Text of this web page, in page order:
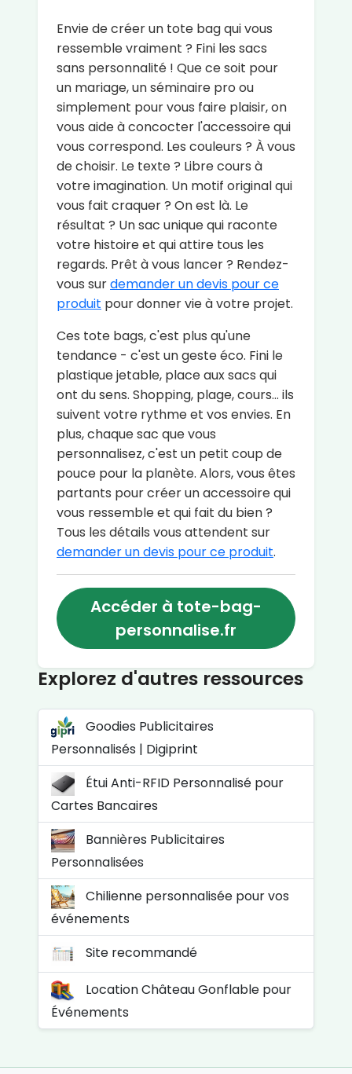
Envie de créer un tote bag qui vous
ressemble vraiment ? Fini les sacs
sans personnalité ! Que ce soit pour
un mariage, un séminaire pro ou
simplement pour vous faire plaisir, on
vous aide à concocter l'accessoire qui
vous correspond. Les couleurs ? À vous
de choisir. Le texte ? Libre cours à
votre imagination. Un motif original qui
vous fait craquer ? On est là. Le
résultat ? Un sac unique qui raconte
votre histoire et qui attire tous les
regards. Prêt à vous lancer ? Rendez-
vous surdemander un devis pour ce
produit pour donner vie à votre projet.
Ces tote bags, c'est plus qu'une
tendance - c'est un geste éco. Fini le
plastique jetable, place aux sacs qui
ont du sens. Shopping, plage, cours... ils
suivent votre rythme et vos envies. En
plus, chaque sac que vous
personnalisez, c'est un petit coup de
pouce pour la planète. Alors, vous êtes
partants pour créer un accessoire qui
vous ressemble et qui fait du bien ?
Tous les détails vous attendent sur
demander un devis pour ce produit.
Accéder à tote-bag-
personnalise.fr
Explorez d'autres ressources
Goodies Publicitaires
Personnalisés | Digiprint
Étui Anti-RFID Personnalisé pour
Cartes Bancaires
Bannières Publicitaires
Personnalisées
Chilienne personnalisée pour vos
événements
Site recommandé
Location Château Gonflable pour
Événements